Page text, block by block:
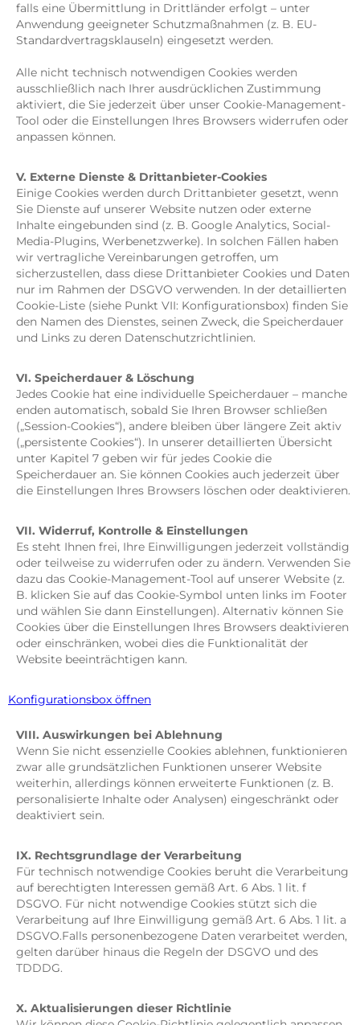
falls eine Übermittlung in Drittländer erfolgt – unter
Anwendung geeigneter Schutzmaßnahmen (z. B. EU-
Standardvertragsklauseln) eingesetzt werden.
Alle nicht technisch notwendigen Cookies werden
ausschließlich nach Ihrer ausdrücklichen Zustimmung
aktiviert, die Sie jederzeit über unser Cookie-Management-
Tool oder die Einstellungen Ihres Browsers widerrufen oder
anpassen können.
V. Externe Dienste & Drittanbieter-Cookies
Einige Cookies werden durch Drittanbieter gesetzt, wenn
Sie Dienste auf unserer Website nutzen oder externe
Inhalte eingebunden sind (z. B. Google Analytics, Social-
Media-Plugins, Werbenetzwerke). In solchen Fällen haben
wir vertragliche Vereinbarungen getroffen, um
sicherzustellen, dass diese Drittanbieter Cookies und Daten
nur im Rahmen der DSGVO verwenden. In der detaillierten
Cookie-Liste (siehe Punkt VII: Konfigurationsbox) finden Sie
den Namen des Dienstes, seinen Zweck, die Speicherdauer
und Links zu deren Datenschutzrichtlinien.
VI. Speicherdauer & Löschung
Jedes Cookie hat eine individuelle Speicherdauer – manche
enden automatisch, sobald Sie Ihren Browser schließen
(„Session-Cookies“), andere bleiben über längere Zeit aktiv
(„persistente Cookies“). In unserer detaillierten Übersicht
unter Kapitel 7 geben wir für jedes Cookie die
Speicherdauer an. Sie können Cookies auch jederzeit über
die Einstellungen Ihres Browsers löschen oder deaktivieren.
VII. Widerruf, Kontrolle & Einstellungen
Es steht Ihnen frei, Ihre Einwilligungen jederzeit vollständig
oder teilweise zu widerrufen oder zu ändern. Verwenden Sie
dazu das Cookie-Management-Tool auf unserer Website (z.
B. klicken Sie auf das Cookie-Symbol unten links im Footer
und wählen Sie dann Einstellungen). Alternativ können Sie
Cookies über die Einstellungen Ihres Browsers deaktivieren
oder einschränken, wobei dies die Funktionalität der
Website beeinträchtigen kann.
Konfigurationsbox öffnen
VIII. Auswirkungen bei Ablehnung
Wenn Sie nicht essenzielle Cookies ablehnen, funktionieren
zwar alle grundsätzlichen Funktionen unserer Website
weiterhin, allerdings können erweiterte Funktionen (z. B.
personalisierte Inhalte oder Analysen) eingeschränkt oder
deaktiviert sein.
IX. Rechtsgrundlage der Verarbeitung
Für technisch notwendige Cookies beruht die Verarbeitung
auf berechtigten Interessen gemäß Art. 6 Abs. 1 lit. f
DSGVO. Für nicht notwendige Cookies stützt sich die
Verarbeitung auf Ihre Einwilligung gemäß Art. 6 Abs. 1 lit. a
DSGVO.Falls personenbezogene Daten verarbeitet werden,
gelten darüber hinaus die Regeln der DSGVO und des
TDDDG.
X. Aktualisierungen dieser Richtlinie